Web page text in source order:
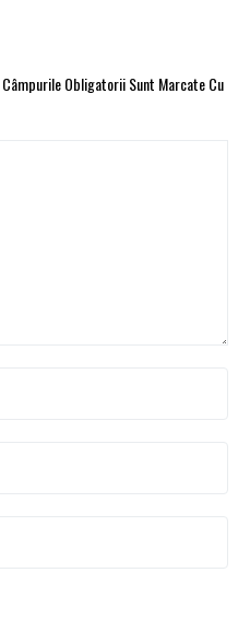
Câmpurile Obligatorii Sunt Marcate Cu